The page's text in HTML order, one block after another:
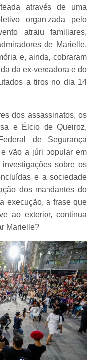
através de uma
organizada pelo
atraiu familiares,
de Marielle,
e, ainda, cobraram
da ex-vereadora e do
a tiros no dia 14
dos assassinatos, os
e Élcio de Queiroz,
de Segurança
vão a júri popular em
sobre os
e a sociedade
dos mandantes do
execução, a frase que
ao exterior, continua
Marielle?